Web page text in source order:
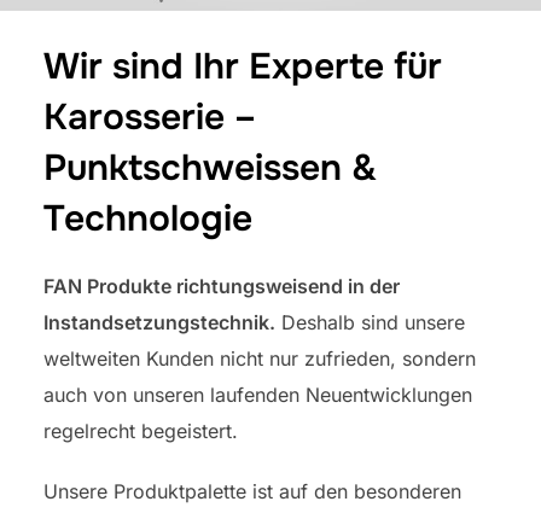
Wir sind Ihr Experte für
Karosserie –
Punktschweissen &
Technologie
FAN Produkte richtungsweisend in der
Instandsetzungstechnik. Deshalb sind unsere
weltweiten Kunden nicht nur zufrieden, sondern
auch von unseren laufenden Neuentwicklungen
regelrecht begeistert.
Unsere Produktpalette ist auf den besonderen